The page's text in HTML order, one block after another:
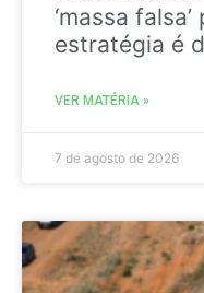
‘massa
estratégia é
VER MATÉRIA »
7 de agosto de 2026